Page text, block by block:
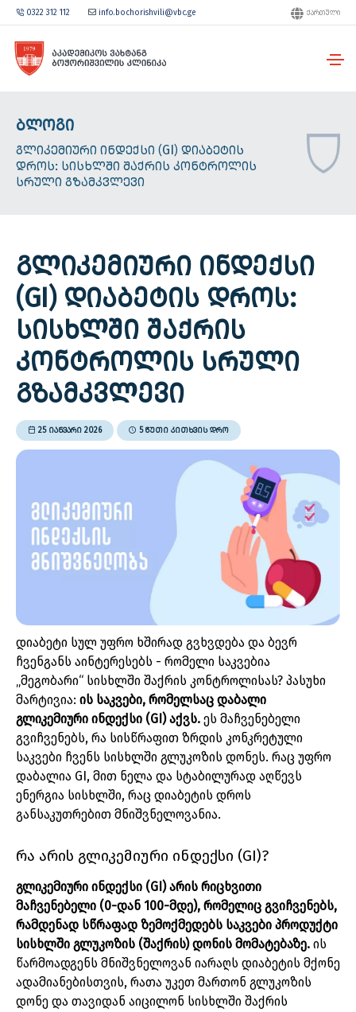
0322 312 112 info.bochorishvili@vbc.ge ᲥᲐᲠᲗᲣᲚᲘ
ᲑᲚᲝᲒᲘ
ᲒᲚᲘᲙᲔᲛᲘᲣᲠᲘ ᲘᲜᲓᲔᲥᲡᲘ (GI) ᲓᲘᲐᲑᲔᲢᲘᲡ
ᲓᲠᲝᲡ: ᲡᲘᲡᲮᲚᲨᲘ ᲨᲐᲥᲠᲘᲡ ᲙᲝᲜᲢᲠᲝᲚᲘᲡ
ᲡᲠᲣᲚᲘ ᲒᲖᲐᲛᲙᲕᲚᲔᲕᲘ
ᲒᲚᲘᲙᲔᲛᲘᲣᲠᲘ ᲘᲜᲓᲔᲥᲡᲘ
(GI) ᲓᲘᲐᲑᲔᲢᲘᲡ ᲓᲠᲝᲡ:
ᲡᲘᲡᲮᲚᲨᲘ ᲨᲐᲥᲠᲘᲡ
ᲙᲝᲜᲢᲠᲝᲚᲘᲡ ᲡᲠᲣᲚᲘ
ᲒᲖᲐᲛᲙᲕᲚᲔᲕᲘ
25 ᲘᲐᲜᲕᲐᲠᲘ 2026 5 ᲬᲣᲗᲘ ᲙᲘᲗᲮᲕᲘᲡ ᲓᲠᲝ
დიაბეტი სულ უფრო ხშირად გვხვდება და ბევრ
ჩვენგანს აინტერესებს - რომელი საკვებია
„მეგობარი“ სისხლში შაქრის კონტროლისას? პასუხი
მარტივია: ის საკვები, რომელსაც დაბალი
გლიკემიური ინდექსი (GI) აქვს. ეს მაჩვენებელი
გვიჩვენებს, რა სისწრაფით ზრდის კონკრეტული
საკვები ჩვენს სისხლში გლუკოზის დონეს. რაც უფრო
დაბალია GI, მით ნელა და სტაბილურად აღწევს
ენერგია სისხლში, რაც დიაბეტის დროს
განსაკუთრებით მნიშვნელოვანია.
რა არის გლიკემიური ინდექსი (GI)?
გლიკემიური ინდექსი (GI) არის რიცხვითი
მაჩვენებელი (0-დან 100-მდე), რომელიც გვიჩვენებს,
რამდენად სწრაფად ზემოქმედებს საკვები პროდუქტი
სისხლში გლუკოზის (შაქრის) დონის მომატებაზე. ის
წარმოადგენს მნიშვნელოვან იარაღს დიაბეტის მქონე
ადამიანებისთვის, რათა უკეთ მართონ გლუკოზის
დონე და თავიდან აიცილონ სისხლში შაქრის